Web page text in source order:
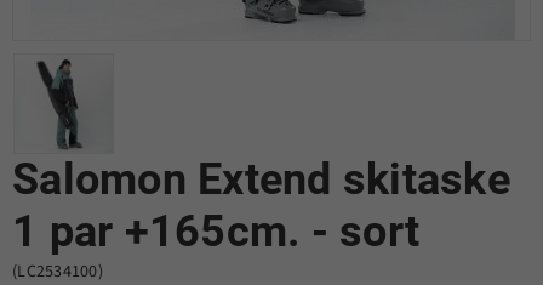
Salomon Extend skitaske
1 par +165cm. - sort
(LC2534100)